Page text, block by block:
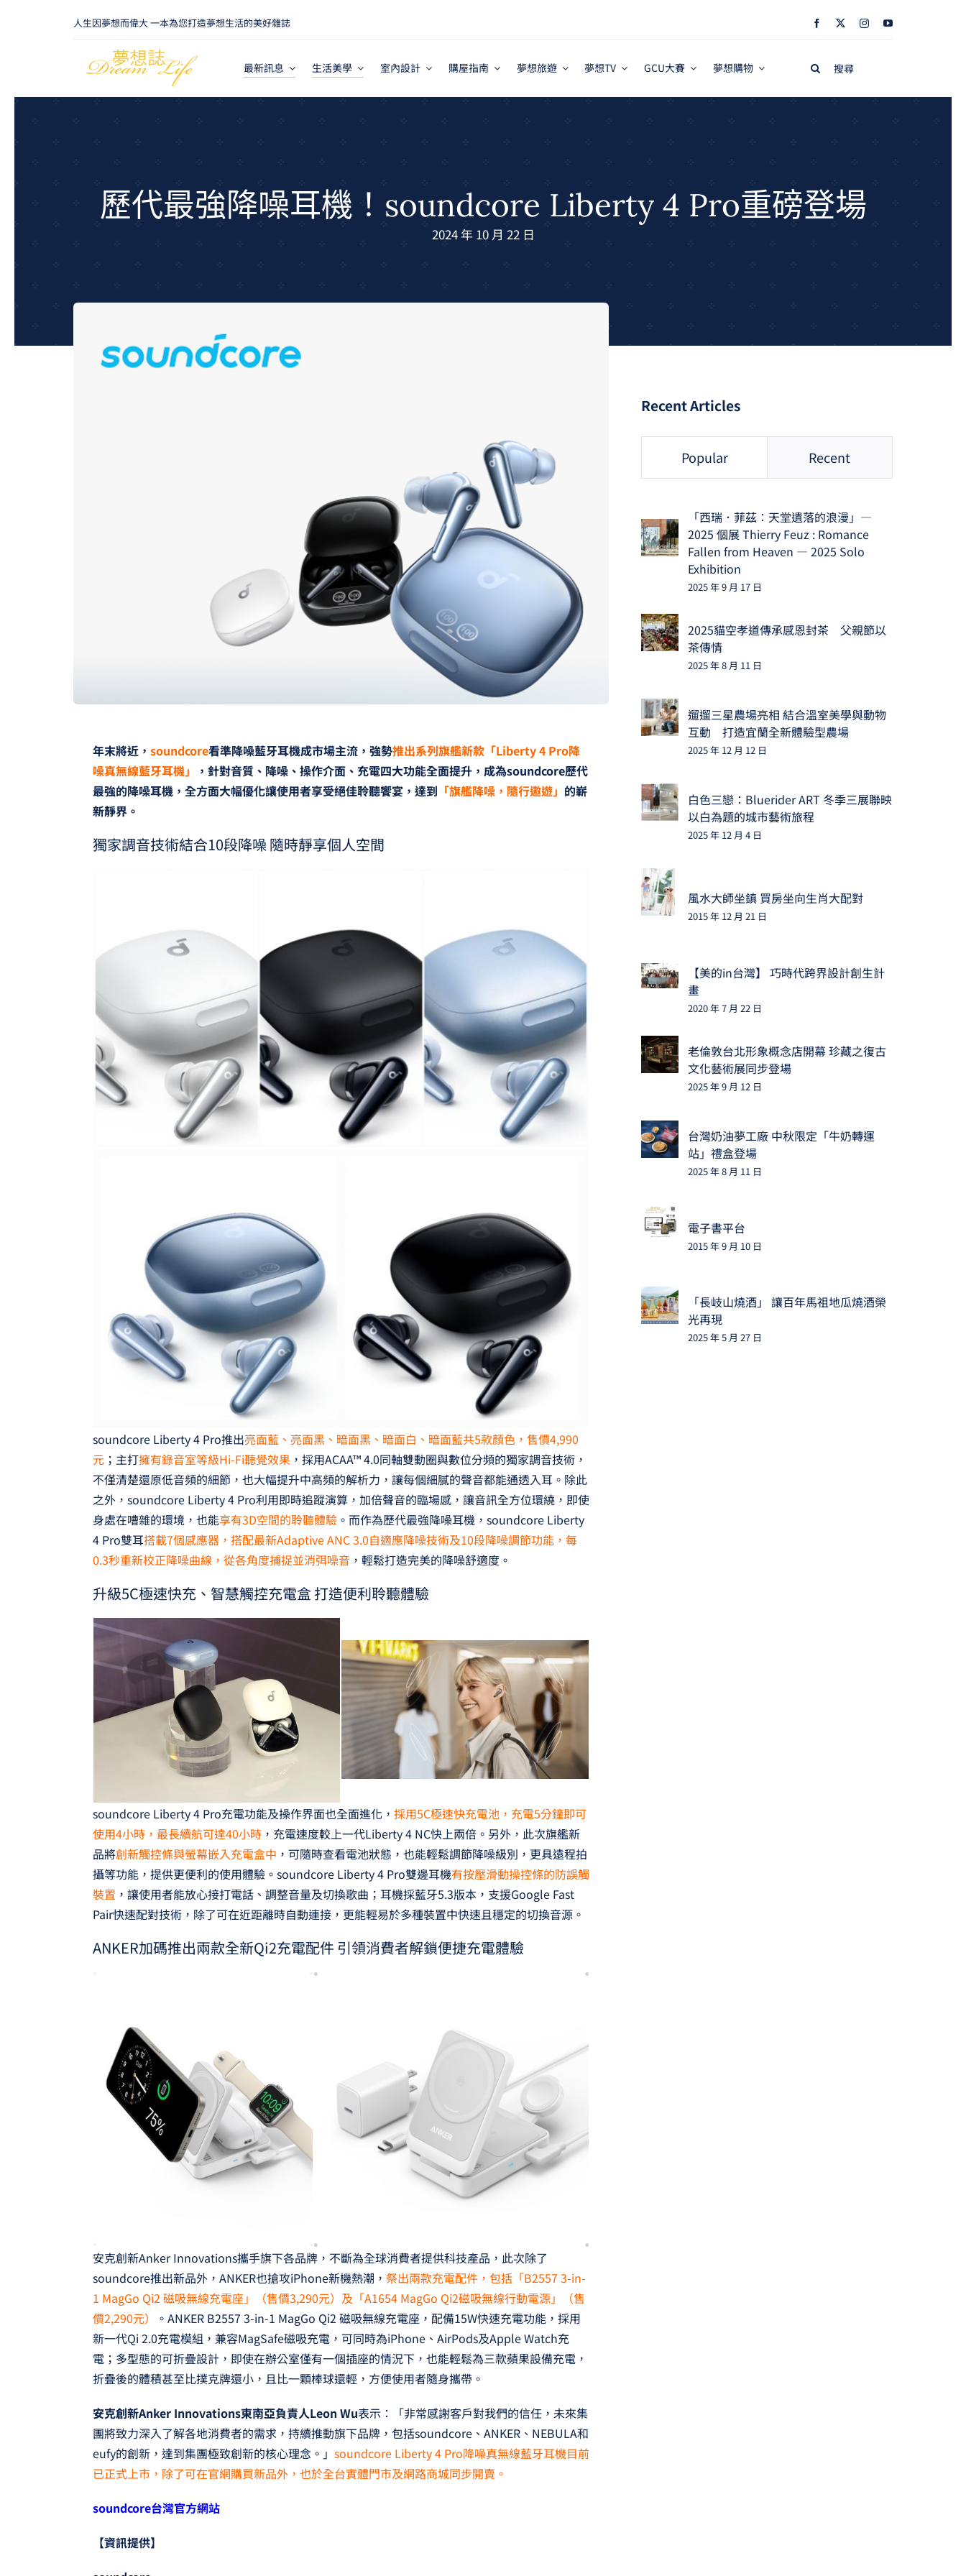
人生因夢想而偉大 一本為您打造夢想生活的美好雜誌
最新訊息 生活美學 室內設計 購屋指南 夢想旅遊 夢想TV GCU大賽 夢想購物
Search
歷代最強降噪耳機！soundcore Liberty 4 Pro重磅登場
2024 年 10 月 22 日
年末將近， soundcore看準降噪藍牙耳機成市場主流，強勢推出系列旗艦新款「Liberty 4 Pro降
噪真無線藍牙耳機」
，針對音質、降噪、操作介面、充電四大功能全面提升，成為soundcore歷代
最強的降噪耳機，全方面大幅優化讓使用者享受絕佳聆聽饗宴，達到 「旗艦降噪，隨行遨遊」 的嶄
新靜界。
獨家調音技術結合10段降噪 隨時靜享個人空間
soundcore Liberty 4 Pro推出亮面藍、亮面黑、暗面黑、暗面白、暗面藍共5款顏色，售價4,990
元；主打擁有錄音室等級Hi-Fi聽覺效果 ，採用ACAA™ 4.0同軸雙動圈與數位分頻的獨家調音技術，
不僅清楚還原低音頻的細節，也大幅提升中高頻的解析力，讓每個細膩的聲音都能通透入耳。除此
之外，soundcore Liberty 4 Pro利用即時追蹤演算，加倍聲音的臨場感，讓音訊全方位環繞，即使
身處在嘈雜的環境，也能享有3D空間的聆聽體驗。而作為歷代最強降噪耳機，soundcore Liberty
4 Pro雙耳搭載7個感應器，搭配最新Adaptive ANC 3.0自適應降噪技術及10段降噪調節功能，每
0.3秒重新校正降噪曲線，從各角度捕捉並消弭噪音，輕鬆打造完美的降噪舒適度。
升級5C極速快充、智慧觸控充電盒 打造便利聆聽體驗
soundcore Liberty 4 Pro充電功能及操作界面也全面進化， 採用5C極速快充電池，充電5分鐘即可
使用4小時，最長續航可達40小時，充電速度較上一代Liberty 4 NC快上兩倍。另外，此次旗艦新
品將創新觸控條與螢幕嵌入充電盒中 ，可隨時查看電池狀態，也能輕鬆調節降噪級別，更具遠程拍
攝等功能，提供更便利的使用體驗。soundcore Liberty 4 Pro雙邊耳機有按壓滑動操控條的防誤觸
裝置 ，讓使用者能放心接打電話、調整音量及切換歌曲；耳機採藍牙5.3版本，支援Google Fast
Pair快速配對技術，除了可在近距離時自動連接，更能輕易於多種裝置中快速且穩定的切換音源。
ANKER加碼推出兩款全新Qi2充電配件 引領消費者解鎖便捷充電體驗
安克創新Anker Innovations攜手旗下各品牌，不斷為全球消費者提供科技產品，此次除了
soundcore推出新品外，ANKER也搶攻iPhone新機熱潮， 祭出兩款充電配件，包括「B2557 3-in-
1 MagGo Qi2 磁吸無線充電座」（售價3,290元）及「A1654 MagGo Qi2磁吸無線行動電源」（售
價2,290元）
。ANKER B2557 3-in-1 MagGo Qi2 磁吸無線充電座，配備15W快速充電功能，採用
新一代Qi 2.0充電模組，兼容MagSafe磁吸充電，可同時為iPhone、AirPods及Apple Watch充
電；多型態的可折疊設計，即使在辦公室僅有一個插座的情況下，也能輕鬆為三款蘋果設備充電，
折疊後的體積甚至比撲克牌還小，且比一顆棒球還輕，方便使用者隨身攜帶。
安克創新Anker Innovations東南亞負責人Leon Wu表示：「非常感謝客戶對我們的信任，未來集
團將致力深入了解各地消費者的需求，持續推動旗下品牌，包括soundcore、ANKER、NEBULA和
eufy的創新，達到集團極致創新的核心理念。」 soundcore Liberty 4 Pro降噪真無線藍牙耳機目前
已正式上市，除了可在官網購買新品外，也於全台實體門市及網路商城同步開賣。
soundcore台灣官方網站
【資訊提供】
Recent Articles
Popular Recent
「西瑞．菲茲：天堂遺落的浪漫」—
2025 個展 Thierry Feuz : Romance
Fallen from Heaven — 2025 Solo
Exhibition
2025 年 9 月 17 日
2025貓空孝道傳承感恩封茶 父親節以
茶傳情
2025 年 8 月 11 日
遛遛三星農場亮相 結合溫室美學與動物
互動 打造宜蘭全新體驗型農場
2025 年 12 月 12 日
白色三戀：Bluerider ART 冬季三展聯映
以白為題的城市藝術旅程
2025 年 12 月 4 日
風水大師坐鎮 買房坐向生肖大配對
2015 年 12 月 21 日
【美的in台灣】 巧時代跨界設計創生計
畫
2020 年 7 月 22 日
老倫敦台北形象概念店開幕 珍藏之復古
文化藝術展同步登場
2025 年 9 月 12 日
台灣奶油夢工廠 中秋限定「牛奶轉運
站」禮盒登場
2025 年 8 月 11 日
電子書平台
2015 年 9 月 10 日
「長岐山燒酒」 讓百年馬祖地瓜燒酒榮
光再現
2025 年 5 月 27 日